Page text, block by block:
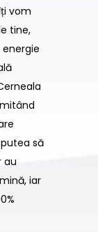
vom
tine,
să
au
iar